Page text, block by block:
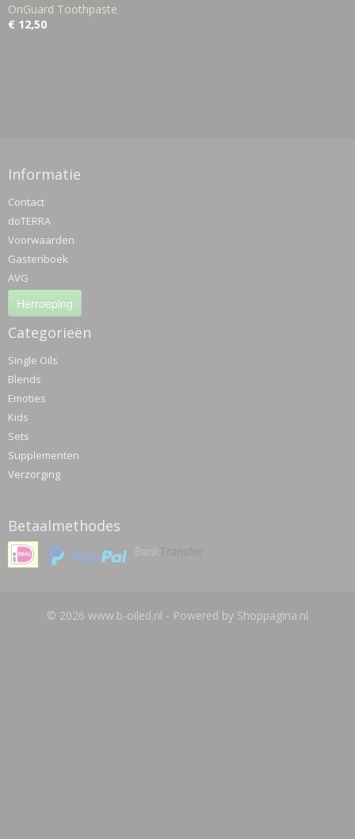
OnGuard Toothpaste
€ 12,50
Informatie
Contact
doTERRA
Voorwaarden
Gastenboek
AVG
Herroeping
Categorieën
Single Oils
Blends
Emoties
Kids
Sets
Supplementen
Verzorging
Betaalmethodes
© 2026 www.b-oiled.nl - Powered by Shoppagina.nl